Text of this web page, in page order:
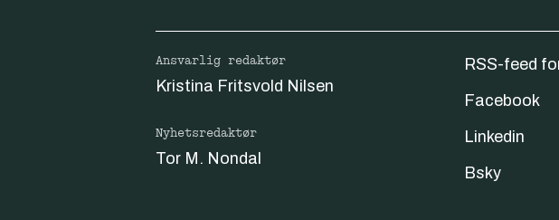
Ansvarlig redaktør
Kristina Fritsvold Nilsen
Nyhetsredaktør
Tor M. Nondal
RSS-feed
Facebook
Linkedin
Bsky